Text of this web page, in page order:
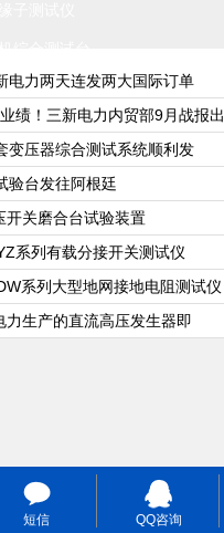
电力两天连发两大国际订单
绩！三新电力内贸部9月战报出
变压器综合测试系统顺利发
验台发往阿根廷
开关磨合台试验装置
系列有载分接开关测试仪
系列大型地网接地电阻测试仪
力生产的直流高压发生器即
子测试仪
短信 QQ咨询